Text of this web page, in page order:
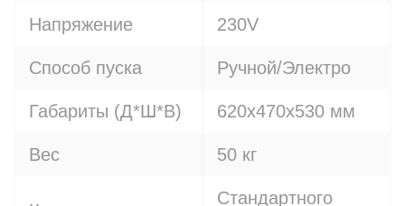
Напряжение 230V
Способ пуска Ручной/Электро
Габариты (Д*Ш*В) 620х470х530 мм
Вес 50 кг
Стандартного